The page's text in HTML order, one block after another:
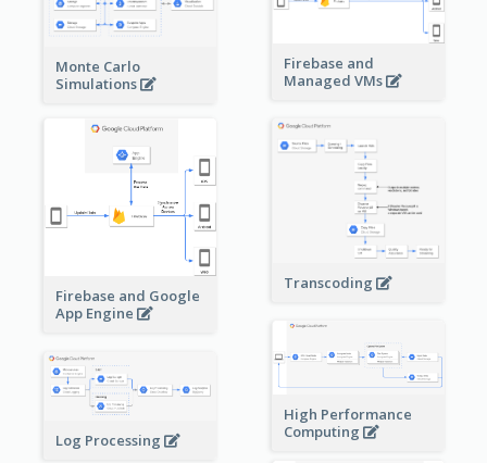
Firebase and
Managed VMs
Monte Carlo
Simulations
Firebase and Google
App Engine
Transcoding
High Performance
Computing
Log Processing